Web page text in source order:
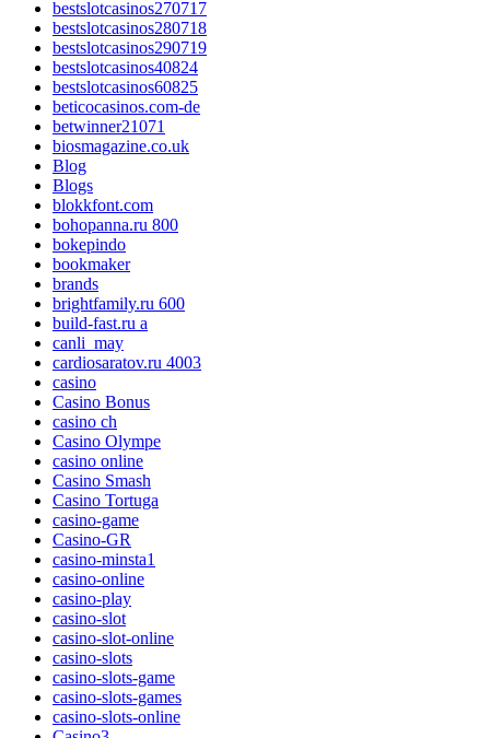
bestslotcasinos270717
bestslotcasinos280718
bestslotcasinos290719
bestslotcasinos40824
bestslotcasinos60825
beticocasinos.com-de
betwinner21071
biosmagazine.co.uk
Blog
Blogs
blokkfont.com
bohopanna.ru 800
bokepindo
bookmaker
brands
brightfamily.ru 600
build-fast.ru a
canli_may
cardiosaratov.ru 4003
casino
Casino Bonus
casino ch
Casino Olympe
casino online
Casino Smash
Casino Tortuga
casino-game
Casino-GR
casino-minsta1
casino-online
casino-play
casino-slot
casino-slot-online
casino-slots
casino-slots-game
casino-slots-games
casino-slots-online